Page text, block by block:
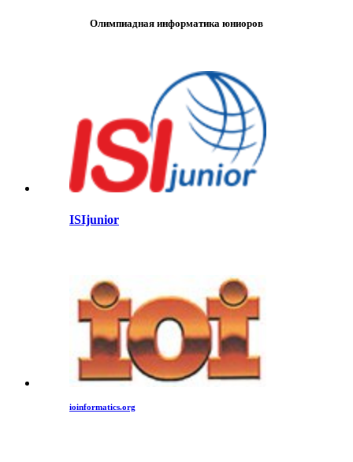
Олимпиадная информатика юниоров
ISIjunior
ioinformatics.org